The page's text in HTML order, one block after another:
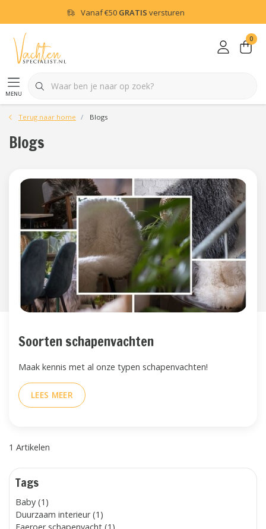
Vanaf€50 GRATIS versturen
menu
0
Terug naar home Blogs
Blogs
Soorten schapenvachten
Maak kennis met al onze typen schapenvachten!
LEES MEER
1 Artikelen
Tags
Baby (1)
Duurzaam interieur (1)